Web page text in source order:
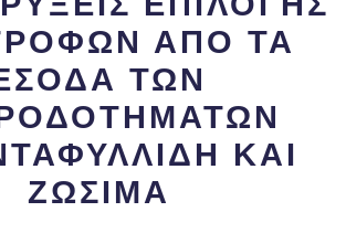
ΑΠΟ ΤΑ
ΤΩΝ
ΚΑΙ
ΖΩΣΙΜΑ